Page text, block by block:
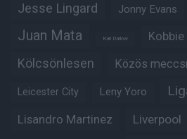
Jesse Lingard Jonny Evans
Juan Mata Karl Darlow
Kölcsönlesen Közös
Leicester City Leny Yoro
Lisandro Martinez Liverpool